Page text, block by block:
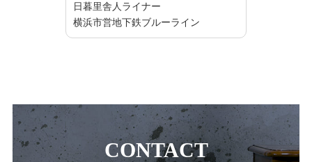
日暮里舎人ライナー
横浜市営地下鉄ブルーライン
CONTACT